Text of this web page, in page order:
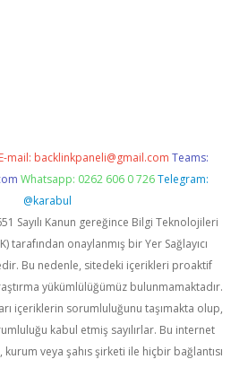
E-mail: backlinkpaneli@gmail.com Teams:
Whatsapp: 0262 606 0 726 Telegram:
@karabul
Sayılı Kanun gereğince Bilgi Teknolojileri
tarafından onaylanmış bir Yer Sağlayıcı
Bu nedenle, sitedeki içerikleri proaktif
yükümlülüğümüz bulunmamaktadır.
içeriklerin sorumluluğunu taşımakta olup,
kabul etmiş sayılırlar. Bu internet
veya şahıs şirketi ile hiçbir bağlantısı